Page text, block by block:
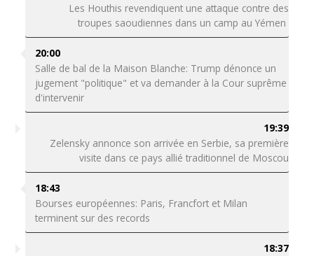
Les Houthis revendiquent une attaque contre des
troupes saoudiennes dans un camp au Yémen
20:00
Salle de bal de la Maison Blanche: Trump dénonce un
jugement "politique" et va demander à la Cour suprême
d'intervenir
19:39
Zelensky annonce son arrivée en Serbie, sa première
visite dans ce pays allié traditionnel de Moscou
18:43
Bourses européennes: Paris, Francfort et Milan
terminent sur des records
18:37